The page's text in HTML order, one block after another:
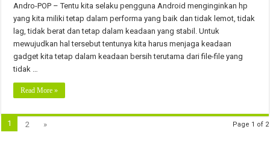
Cara
Membersihkan
Android
dari
File
Tidak
Penting
(Cleaner)
Andro-POP – Tentu kita selaku pengguna Android menginginkan hp
yang kita miliki tetap dalam performa yang baik dan tidak lemot, tidak
lag, tidak berat dan tetap dalam keadaan yang stabil. Untuk
mewujudkan hal tersebut tentunya kita harus menjaga keadaan
gadget kita tetap dalam keadaan bersih terutama dari file-file yang
tidak …
Read More »
Page 1 of 2
1 2 »